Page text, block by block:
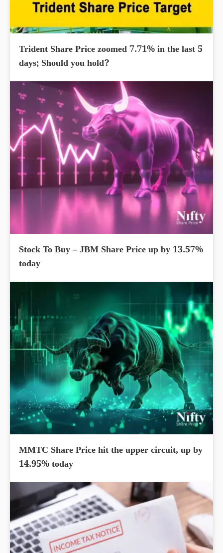
Trident Share Price zoomed 7.71% in the last 5
days; Should you hold?
Stock To Buy – JBM Share Price up by 13.57%
today
MMTC Share Price hit the upper circuit, up by
14.95% today